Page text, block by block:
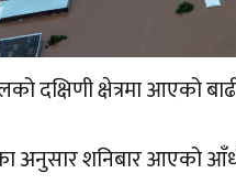
दक्षिणी क्षेत्रमा
अनुसार शनिबार आएको